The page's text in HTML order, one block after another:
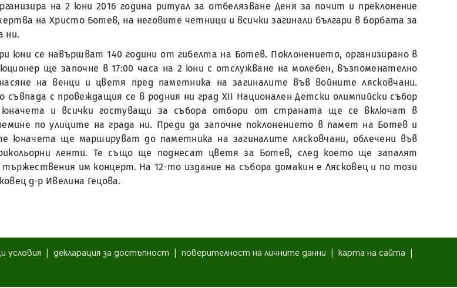
на 2 юни 2016 година ритуал за отбелязване Деня за почит и преклонение
на Христо Ботев, на неговите четници и всички загинали българи в борбата за
ни.
юни се навършват 140 години от гибелта на Ботев. Поклонението, организирано в
ще започне в 17:00 часа на 2 юни с отслужване на молебен, възпоменателно
на венци и цветя пред паметника на загиналите във войните лясковчани.
с провеждащия се в родния ни град XІІ Национален Детски олимпийски събор
юначета и всички гостуващи за събора отбори от страната ще се включат в
по улиците на града ни. Преди да започне поклонението в памет на Ботев и
юначета ще маршируват до паметника на загиналите лясковчани, облечени във
ленти. Те също ще поднесат цветя за Ботев, след което ще запалят
им концерт. На 12-то издание на събора домакин е Лясковец и по този
д-р Ивелина Гецова.
условия декларация за достъпност поверителност на личните данни карта на сайта